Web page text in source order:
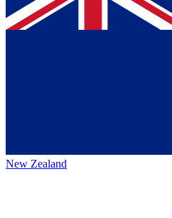
New Zealand